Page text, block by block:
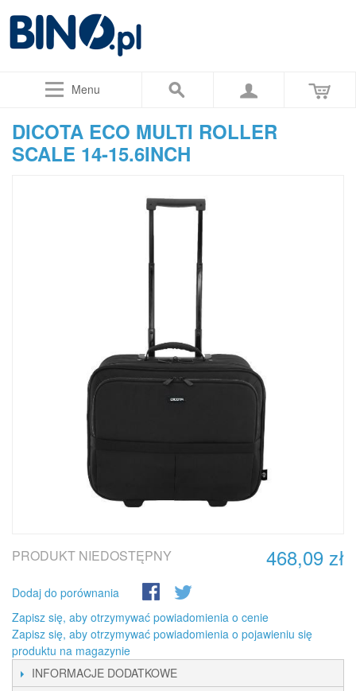
Menu
DICOTA ECO MULTI ROLLER
SCALE 14-15.6INCH
468,09 zł
PRODUKT NIEDOSTĘPNY
Dodaj do porównania
Zapisz się, aby otrzymywać powiadomienia o cenie
Zapisz się, aby otrzymywać powiadomienia o pojawieniu się
produktu na magazynie
INFORMACJE DODATKOWE